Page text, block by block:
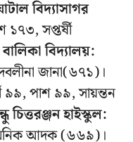
বিদ্যাসাগর
১৭৩, সপ্তর্ষী
বিদ্যালয়:
জানা(৬৭১)।
৯৯, পাশ ৯৯, সায়ন্তন
হাইস্কুল:
অনিক আদক (৬৬৯)।